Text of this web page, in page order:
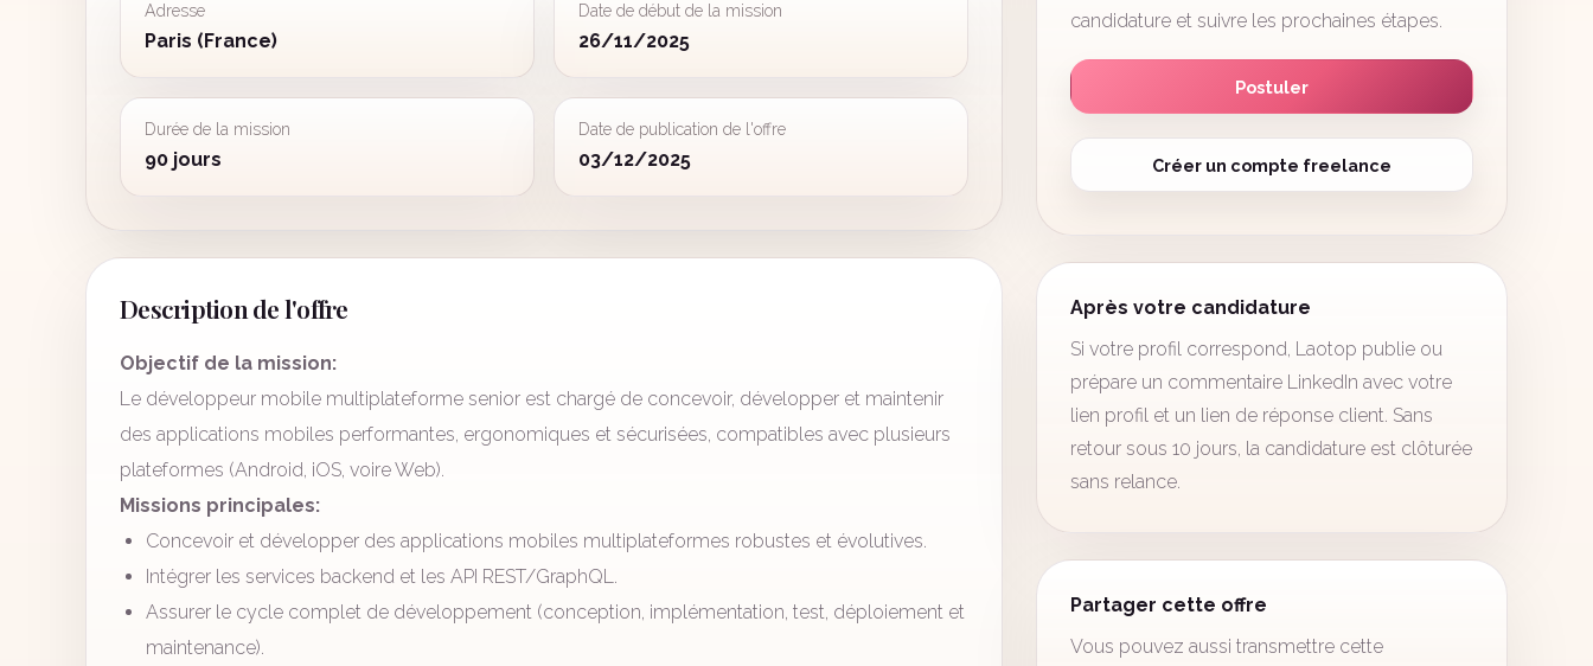
Adresse
Paris (France)
Date de début de la mission
26/11/2025
Durée de la mission
90 jours
Date de publication de l'offre
03/12/2025
Description de l'offre
Objectif de la mission:
Le développeur mobile multiplateforme senior est chargé de concevoir, développer et maintenir
des applications mobiles performantes, ergonomiques et sécurisées, compatibles avec plusieurs
plateformes (Android, iOS, voire Web).
Missions principales:
Concevoir et développer des applications mobiles multiplateformes robustes et évolutives.
Intégrer les services backend et les API REST/GraphQL.
Assurer le cycle complet de développement (conception, implémentation, test, déploiement et
maintenance).
candidature et suivre les prochaines étapes.
Postuler
Créer un compte freelance
Après votre candidature
Si votre profil correspond, Laotop publie ou
prépare un commentaire LinkedIn avec votre
lien profil et un lien de réponse client. Sans
retour sous 10 jours, la candidature est clôturée
sans relance.
Partager cette offre
Vous pouvez aussi transmettre cette